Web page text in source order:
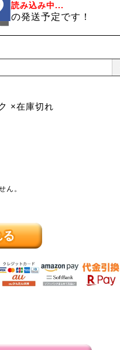
読み込み中...
の発送予定です！
×在庫切れ
ん。
る